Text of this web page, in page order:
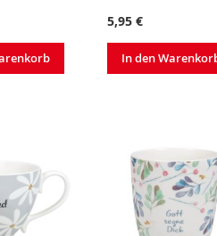
5,95 €
In den